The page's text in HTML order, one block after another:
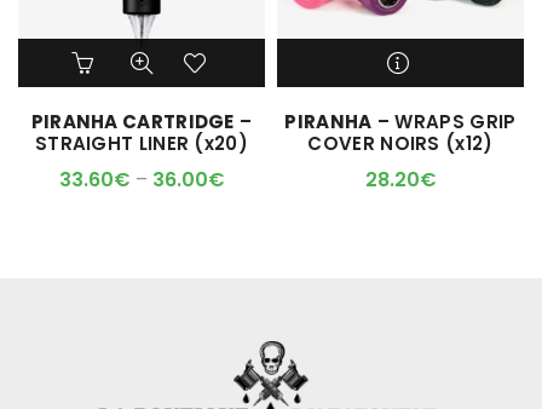
Ce
produit
plusieurs
variations.
Les
PIRANHA CARTRIDGE –
STRAIGHT LINER (x20)
33.60€ – 36.00€
M'ALERTER QUAND
L'ARTICLE SERA DISPO !
PIRANHA – WRAPS GRIP
COVER NOIRS (x12)
28.20€